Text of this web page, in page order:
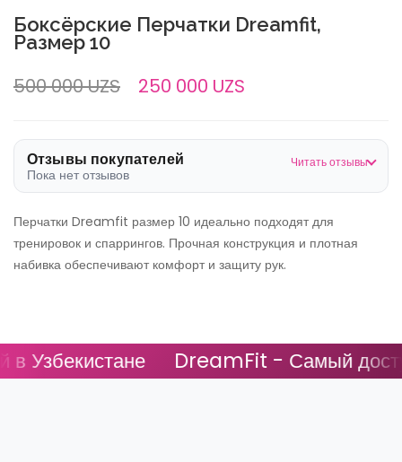
Отзывы покупателей
Пока нет отзывов
Читать отзывы
Боксёрские Перчатки Dreamfit,
Размер 10
500 000 UZS 250 000 UZS
Перчатки Dreamfit размер 10 идеально подходят для
тренировок и спаррингов. Прочная конструкция и плотная
набивка обеспечивают комфорт и защиту рук.
DreamFit - Самый